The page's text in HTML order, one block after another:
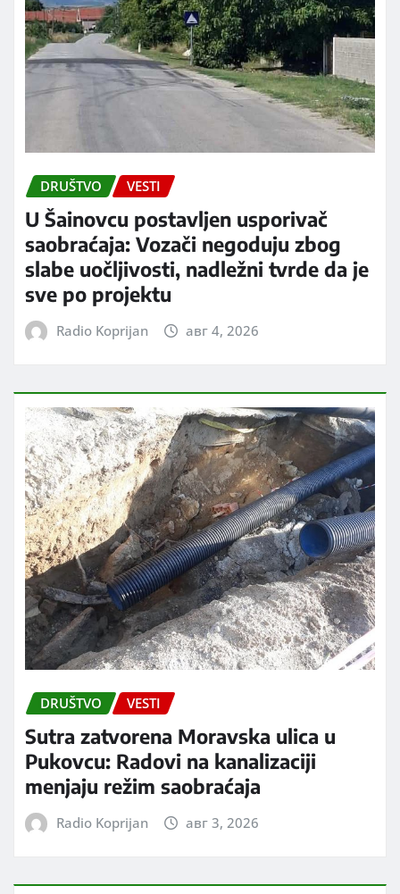
DRUŠTVO VESTI
U Šainovcu postavljen usporivač
saobraćaja: Vozači negoduju zbog
slabe uočljivosti, nadležni tvrde da je
sve po projektu
Radio Koprijan авг 4, 2026
DRUŠTVO VESTI
Sutra zatvorena Moravska ulica u
Pukovcu: Radovi na kanalizaciji
menjaju režim saobraćaja
Radio Koprijan авг 3, 2026